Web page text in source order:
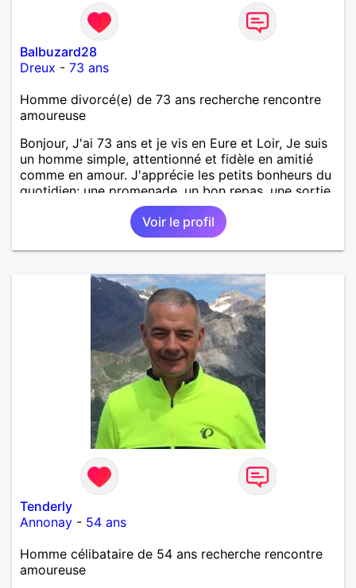
Balbuzard28
Dreux - 73 ans
Homme divorcé(e) de 73 ans recherche rencontre
amoureuse
Bonjour, J'ai 73 ans et je vis en Eure et Loir, Je suis
un homme simple, attentionné et fidèle en amitié
comme en amour. J'apprécie les petits bonheurs du
quotidien; une promenade, un bon repas, une sortie,
une discision agréable ou un moment de détente à
deux. Je souhaite rencontrer une femme douce,
honnête et bienveillante, avec qui partager des
moments de complicité, de rire et de confiance. Je
une belle amitié et qu'il n'est jamais trop tard pour
écrire une nouvelle histoire. Si vous aimez les
échanges sincères, les valeurs de respect et de
simplicité, nous pourrions faire connaissance autour
d'un café suivi d'une balade, sans précipitation et
laisser le temps faire le reste. Au plaisir de vous lire.
Voir le profil
Tenderly
Annonay - 54 ans
Homme célibataire de 54 ans recherche rencontre
amoureuse